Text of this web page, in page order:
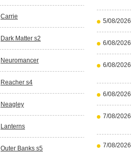
Carrie
Dark Matter s2
Neuromancer
Reacher s4
Neagley
Lanterns
Outer Banks s5
5/08/2026
6/08/2026
6/08/2026
6/08/2026
7/08/2026
7/08/2026